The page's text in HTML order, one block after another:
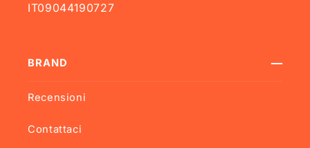
IT09044190727
BRAND
Recensioni
Contattaci